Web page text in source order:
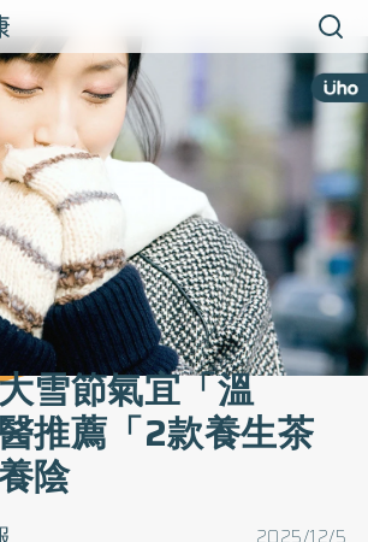
雪節氣宜「溫
推薦「2款養生茶
陰